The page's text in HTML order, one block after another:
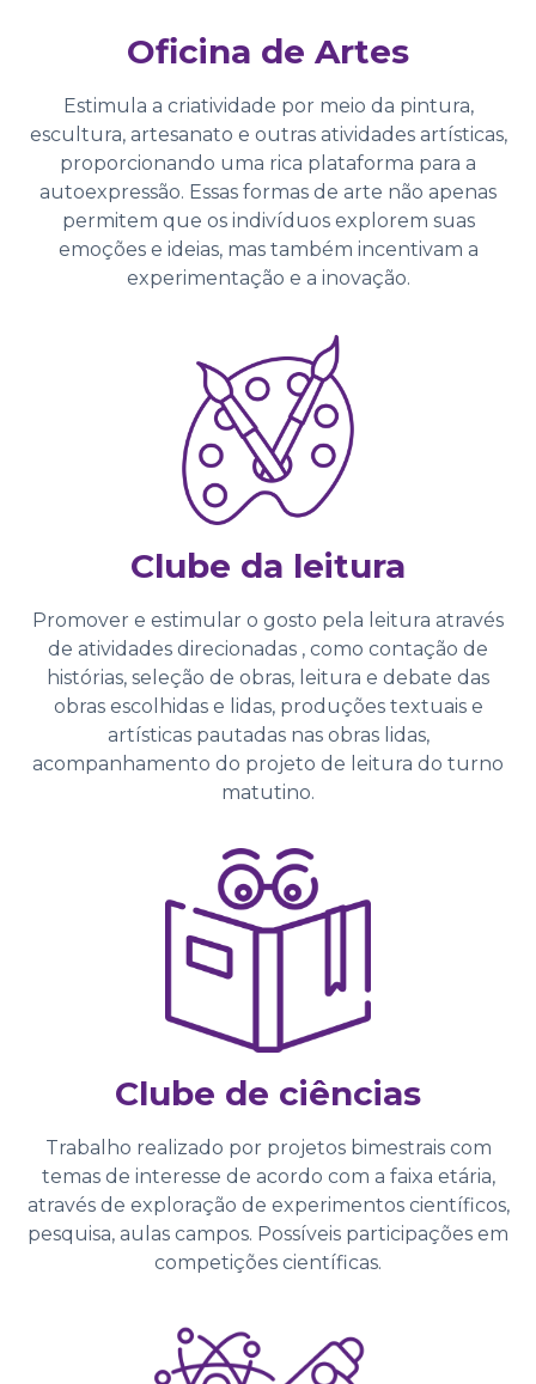
Oficina de Artes
Estimula a criatividade por meio da pintura,
escultura, artesanato e outras atividades artísticas,
proporcionando uma rica plataforma para a
autoexpressão. Essas formas de arte não apenas
permitem que os indivíduos explorem suas
emoções e ideias, mas também incentivam a
experimentação e a inovação.
Clube da leitura
Promover e estimular o gosto pela leitura através
de atividades direcionadas , como contação de
histórias, seleção de obras, leitura e debate das
obras escolhidas e lidas, produções textuais e
artísticas pautadas nas obras lidas,
acompanhamento do projeto de leitura do turno
matutino.
Clube de ciências
Trabalho realizado por projetos bimestrais com
temas de interesse de acordo com a faixa etária,
através de exploração de experimentos científicos,
pesquisa, aulas campos. Possíveis participações em
competições científicas.